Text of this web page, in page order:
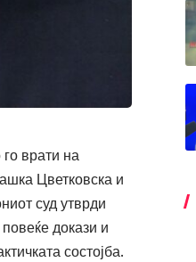
врати на
Цветковска и
суд утврди
докази и
состојба.